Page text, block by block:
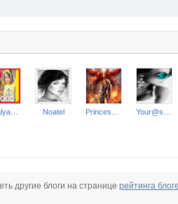
Noatel
другие блоги на странице рейтинга